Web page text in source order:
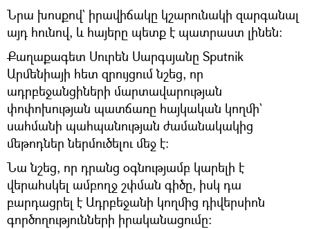
Նրա խոսքով` իրավիճակը կշարունակի զարգանալ
այդ հունով, և հայերը պետք է պատրաստ լինեն։
Քաղաքագետ Սուրեն Սարգսյանը Sputnik
Արմենիայի հետ զրույցում նշեց, որ
ադրբեջանցիների մարտավարության
փոփոխության պատճառը հայկական կողմի`
սահմանի պահպանության ժամանակակից
մեթոդներ ներմուծելու մեջ է։
Նա նշեց, որ դրանց օգնությամբ կարելի է
վերահսկել ամբողջ շփման գիծը, իսկ դա
բարդացրել է Ադրբեջանի կողմից դիվերսիոն
գործողությունների իրականացումը։